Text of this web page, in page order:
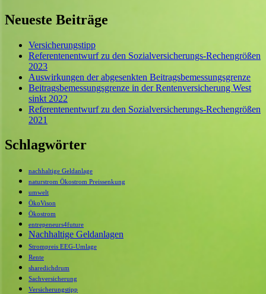
Neueste Beiträge
Versicherungstipp
Referentenentwurf zu den Sozialversicherungs-Rechengrößen
2023
Auswirkungen der abgesenkten Beitragsbemessungsgrenze
Beitragsbemessungsgrenze in der Rentenversicherung West
sinkt 2022
Referentenentwurf zu den Sozialversicherungs-Rechengrößen
2021
Schlagwörter
nachhaltige Geldanlage
naturstrom Ökostrom Preissenkung
umwelt
ÖkoVison
Ökostrom
entrepeneurs4future
Nachhaltige Geldanlagen
Strompreis EEG-Umlage
Rente
sharedichdrum
Sachversicherung
Versicherungstipp